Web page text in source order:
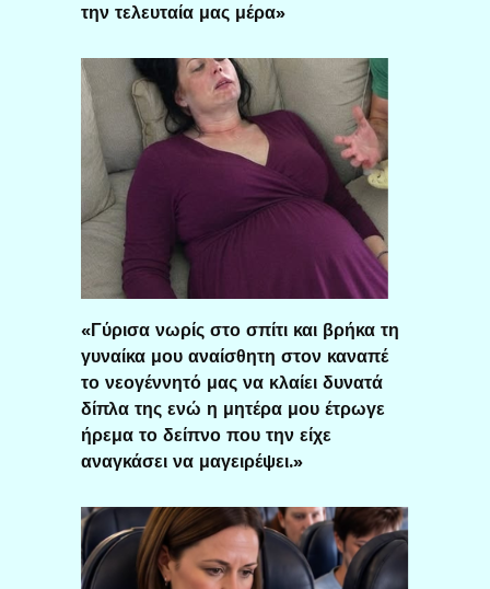
την τελευταία μας μέρα»
«Γύρισα νωρίς στο σπίτι και βρήκα τη
γυναίκα μου αναίσθητη στον καναπέ
το νεογέννητό μας να κλαίει δυνατά
δίπλα της ενώ η μητέρα μου έτρωγε
ήρεμα το δείπνο που την είχε
αναγκάσει να μαγειρέψει.»